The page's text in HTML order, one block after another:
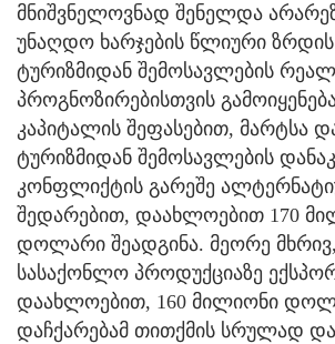
მნიშვნელოვნად შენელდა
უნაღდო ხარჯების წლიური ზრდის
ტურიზმიდან შემოსავლების
პროგნოზირებისთვის
კაპიტალის შეფასებით, მარტსა
ტურიზმიდან შემოსავლების
კონფლიქტის გარეშე
შედარებით, დაახლოებით 170
დოლარი შეადგინა. მეორე
სასაქონლო პროდუქციაზე
დაახლოებით, 160 მილიონი
დაჩქარებამ თითქმის სრულად